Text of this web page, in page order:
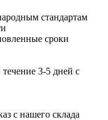
стандартам
сроки
3-5 дней с
с нашего склада